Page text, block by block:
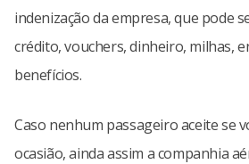
indenização da empresa, que pode
crédito, vouchers, dinheiro, milhas,
benefícios.
Caso nenhum passageiro aceite se
ocasião, ainda assim a companhia